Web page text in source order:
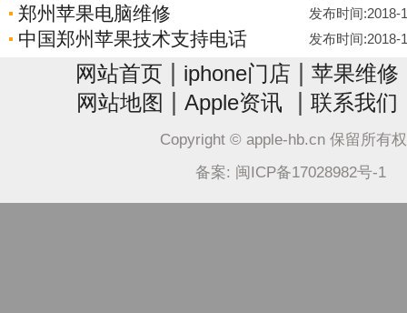
郑州苹果电脑维修 发布时间:2018-
中国郑州苹果技术支持电话 发布时间:2018-
网站首页 iphone门店 苹果维修
网站地图 Apple资讯 联系我们
Copyright © apple-hb.cn 保留所有
备案: 闽ICP备17028982号-1